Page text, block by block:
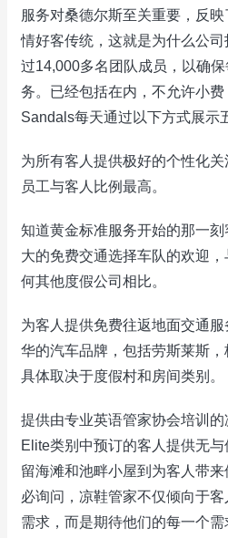
服务对桑德尔斯至关重要，反
情好客传统，这就是为什么公
过14,000多名团队成员，以确
务。已经包括在内，不允许小费
Sandals每天通过以下方式展示
为所有客人提供极好的个性化
员工与客人比例最高。
知道黄金标准服务开始的那一
大的免费交通选择车队的欢迎
何其他度假公司相比。
为客人提供免费往返地面交通
华的汽车品牌，包括劳斯莱斯，
具体取决于度假村和房间类别。
提供由专业英语管家协会培训
Elite类别中预订的客人提供无
留海滩和池畔小屋到为客人带
必询问，凉鞋管家不仅倾向于
需求，而是期待他们的每一个需